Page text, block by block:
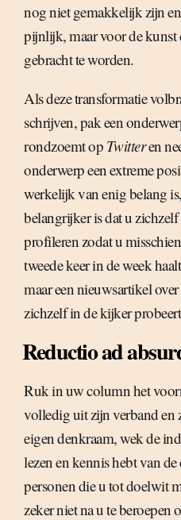
nog niet gemakkelijk zijn
pijnlijk, maar voor de kunst
gebracht te worden.
Als deze transformatie
schrijven, pak een
rondzoemt op Twitteren
onderwerp een extreme
werkelijk van enig belang
belangrijker is dat u
profileren zodat u
tweede keer in de week
maar een nieuwsartikel
zichzelf in de kijker
Reductio ad
Ruk in uw column het
volledig uit zijn verband en
eigen denkraam, wek de
lezen en kennis hebt van
personen die u tot doelwit
zeker niet na u te beroepen